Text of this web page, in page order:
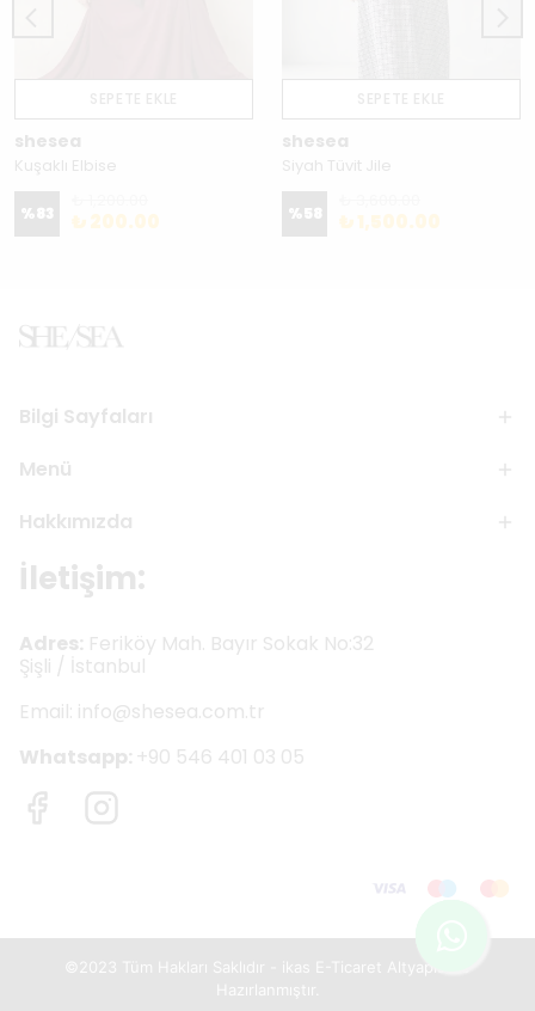
shesea
Kuşaklı Elbise
%83 ₺ 200.00
shesea
Siyah Tüvit Jile
%58 ₺ 1,500.00
Bilgi Sayfaları
Menü
Hakkımızda
İletişim:
Adres: Feriköy Mah. Bayır Sokak No:32
Şişli / İstanbul
Email: info@shesea.com.tr
Whatsapp: +90 546 401 03 05
©2023 Tüm Hakları Saklıdır - ikas E-Ticaret